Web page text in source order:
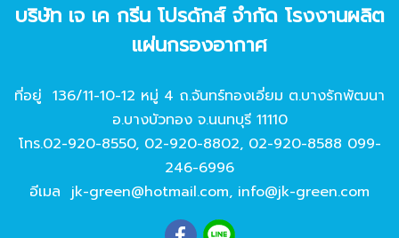
บริษัท เจ เค กรีน โปรดักส์ จํากัด โรงงานผลิต
แผ่นกรองอากาศ
ที่อยู่ 136/11-10-12 หมู่ 4 ถ.จันทร์ทองเอี่ยม ต.บางรักพัฒนา
อ.บางบัวทอง จ.นนทบุรี 11110
โทร.02-920-8550, 02-920-8802, 02-920-8588 099-
246-6996
อีเมล jk-green@hotmail.com, info@jk-green.com